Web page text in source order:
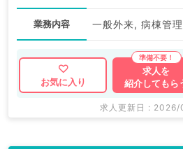
業務内容 一般外来, 病棟管理
お気に入り
求人を
紹介してもら
求人更新日 :